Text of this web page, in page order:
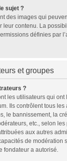
sujet ?
des images qui
leur contenu. La
définies par
et groupes
?
les utilisateurs qui ont
Ils contrôlent tous les
le bannissement, la
etc., selon
aux autres
de modération
fondateur a autorisé.